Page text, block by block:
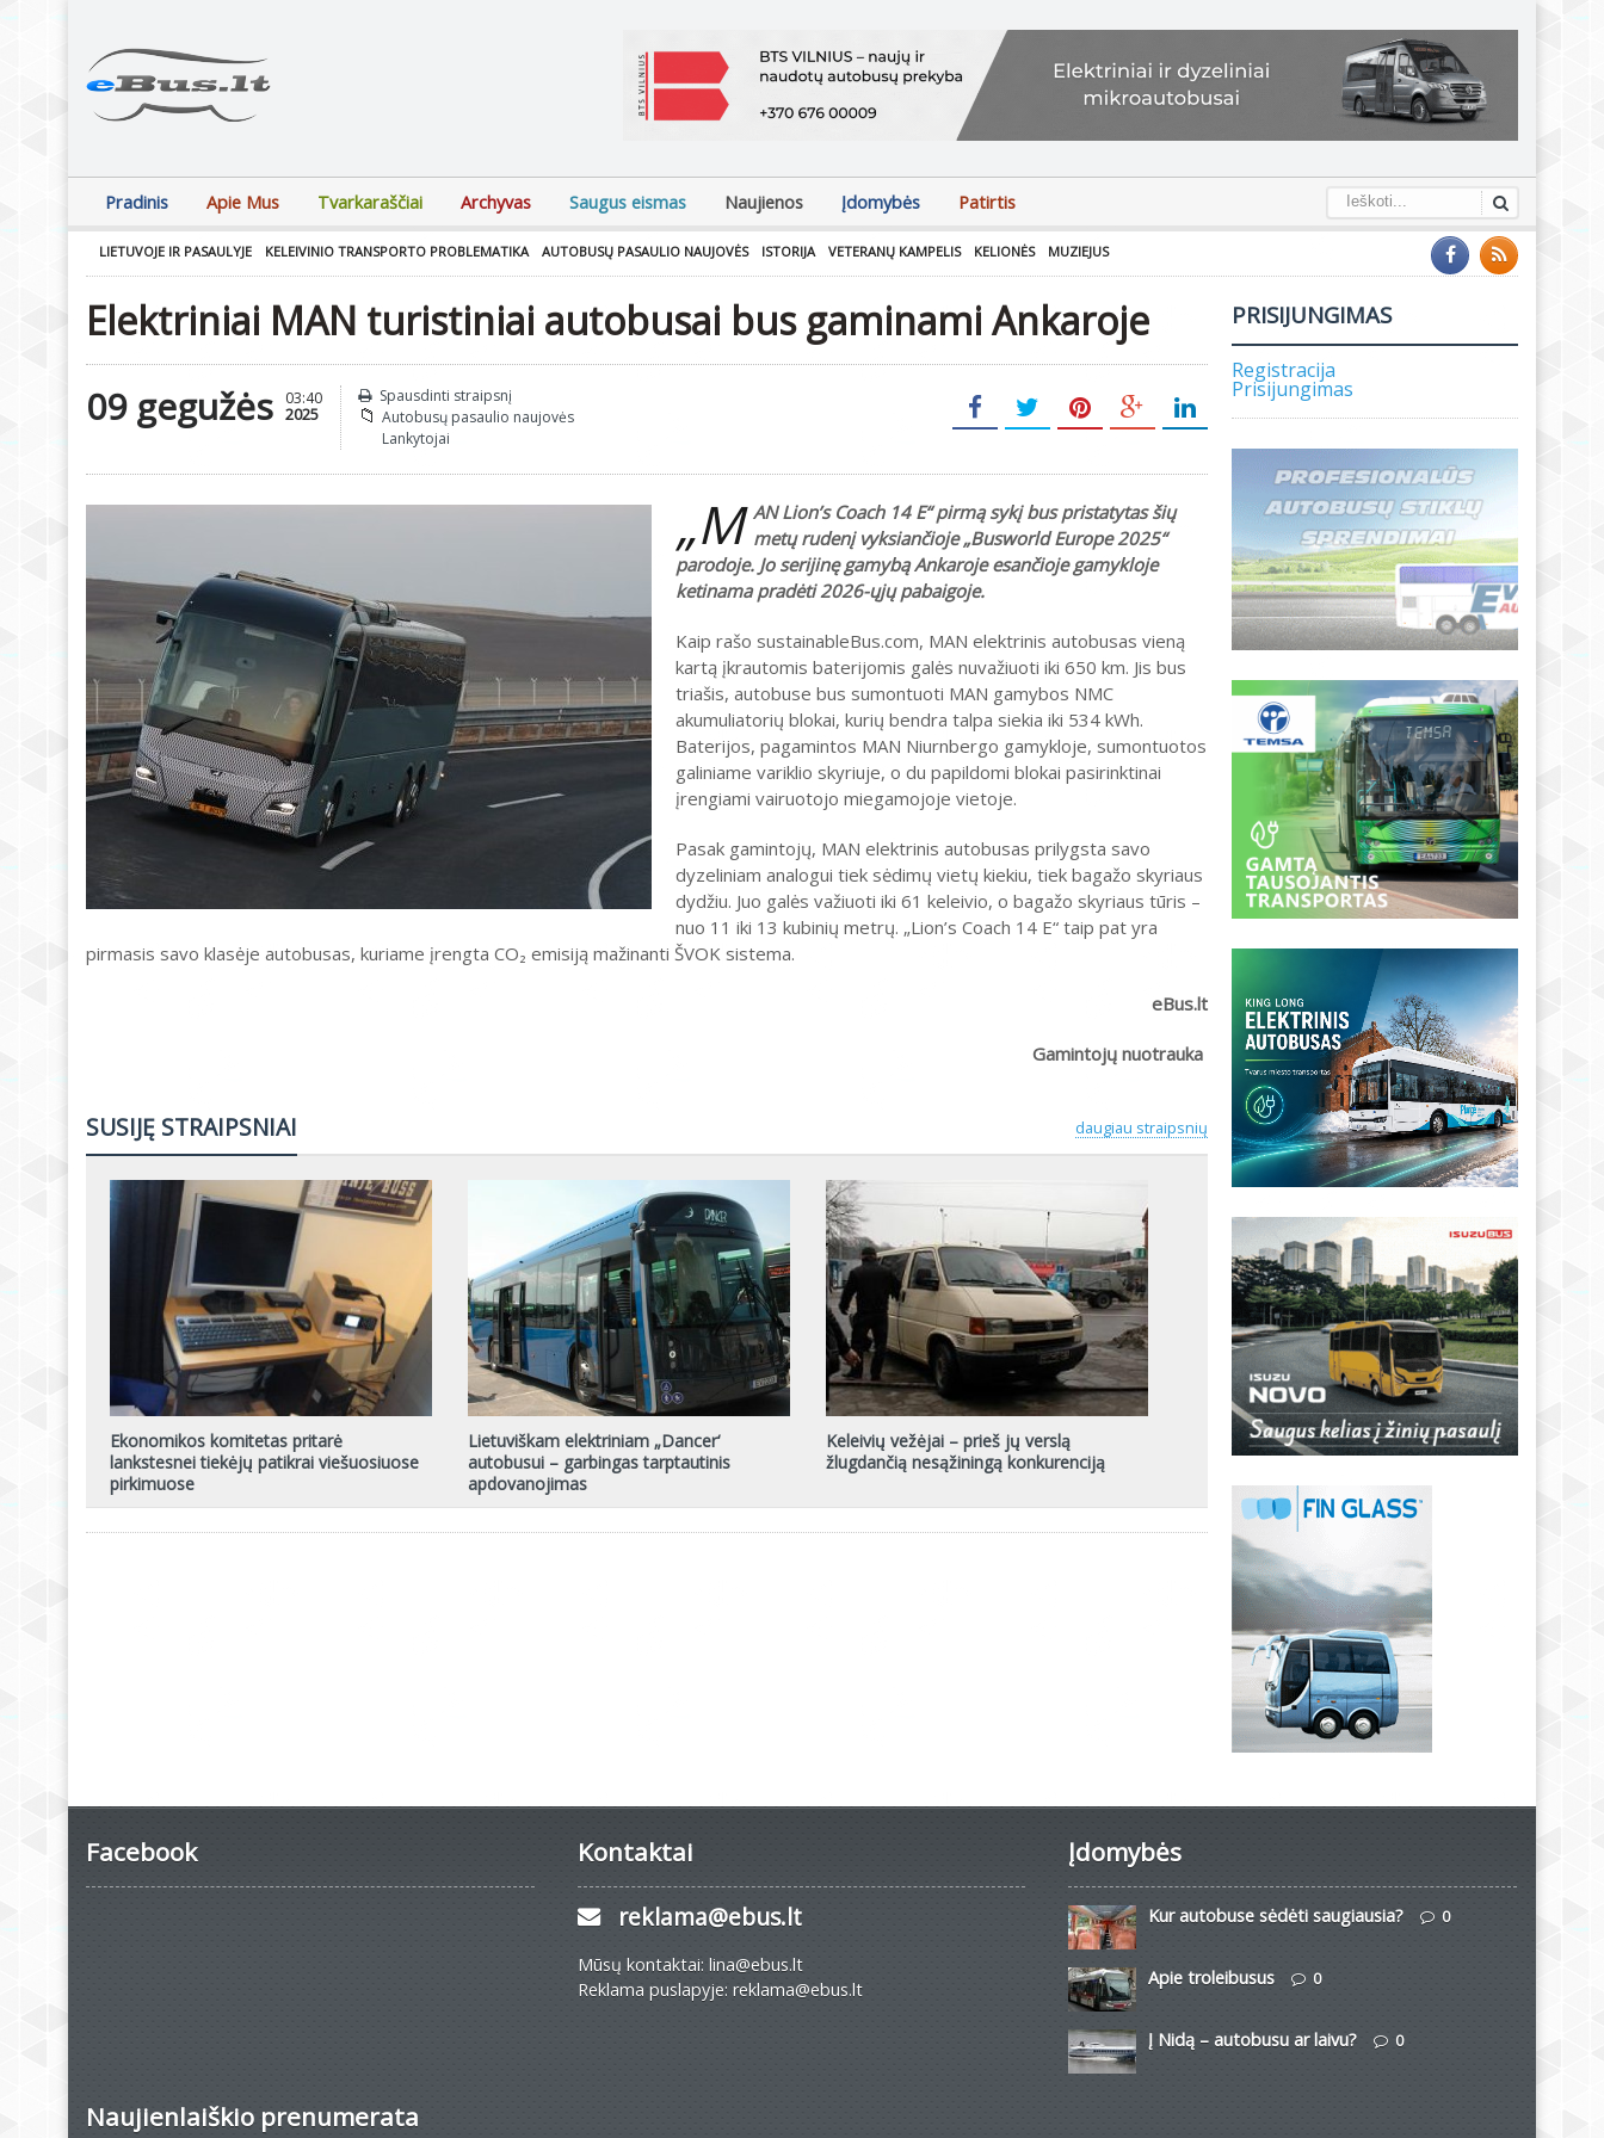
Pradinis Apie Mus Tvarkaraščiai Archyvas Saugus eismas Naujienos Įdomybės Patirtis
LIETUVOJE IR PASAULYJE KELEIVINIO TRANSPORTO PROBLEMATIKA AUTOBUSŲ PASAULIO NAUJOVĖS ISTORIJA VETERANŲ KAMPELIS KELIONĖS MUZIEJUS
Elektriniai MAN turistiniai autobusai bus gaminami Ankaroje
09 gegužės 03:40
2025
Spausdinti straipsnį
Autobusų pasaulio naujovės
Lankytojai
„M AN Lion’s Coach 14 E“ pirmą sykį bus pristatytas šių
metų rudenį vyksiančioje „Busworld Europe 2025“
parodoje. Jo serijinę gamybą Ankaroje esančioje gamykloje
ketinama pradėti 2026-ųjų pabaigoje.
Kaip rašo sustainableBus.com, MAN elektrinis autobusas vieną
kartą įkrautomis baterijomis galės nuvažiuoti iki 650 km. Jis bus
triašis, autobuse bus sumontuoti MAN gamybos NMC
akumuliatorių blokai, kurių bendra talpa siekia iki 534 kWh.
Baterijos, pagamintos MAN Niurnbergo gamykloje, sumontuotos
galiniame variklio skyriuje, o du papildomi blokai pasirinktinai
įrengiami vairuotojo miegamojoje vietoje.
Pasak gamintojų, MAN elektrinis autobusas prilygsta savo
dyzeliniam analogui tiek sėdimų vietų kiekiu, tiek bagažo skyriaus
dydžiu. Juo galės važiuoti iki 61 keleivio, o bagažo skyriaus tūris –
nuo ​​11 iki 13 kubinių metrų. „Lion’s Coach 14 E“ taip pat yra
pirmasis savo klasėje autobusas, kuriame įrengta CO₂ emisiją mažinanti ŠVOK sistema.
eBus.lt
Gamintojų nuotrauka
daugiau straipsnių
SUSIJĘ STRAIPSNIAI
Ekonomikos komitetas pritarė
lankstesnei tiekėjų patikrai viešuosiuose
pirkimuose
Lietuviškam elektriniam „Dancer‘
autobusui – garbingas tarptautinis
apdovanojimas
Keleivių vežėjai – prieš jų verslą
žlugdančią nesąžiningą konkurenciją
PRISIJUNGIMAS
Registracija
Prisijungimas
Facebook Kontaktai
reklama@ebus.lt
Mūsų kontaktai: lina@ebus.lt
Reklama puslapyje: reklama@ebus.lt
Įdomybės
Kur autobuse sėdėti saugiausia? 0
Apie troleibusus 0
Į Nidą – autobusu ar laivu? 0
Naujienlaiškio prenumerata